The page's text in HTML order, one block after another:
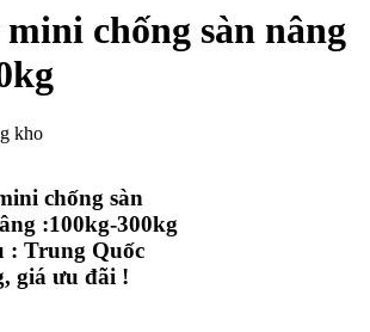
chống sàn nâng
kho
chống sàn
:100kg-300kg
: Trung Quốc
giá ưu đãi !